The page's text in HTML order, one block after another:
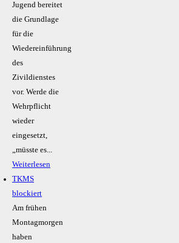
Jugend bereitet
die Grundlage
für die
Wiedereinführung
des
Zivildienstes
vor. Werde die
Wehrpflicht
wieder
eingesetzt,
„müsste es...
Weiterlesen
TKMS
blockiert
Am frühen
Montagmorgen
haben